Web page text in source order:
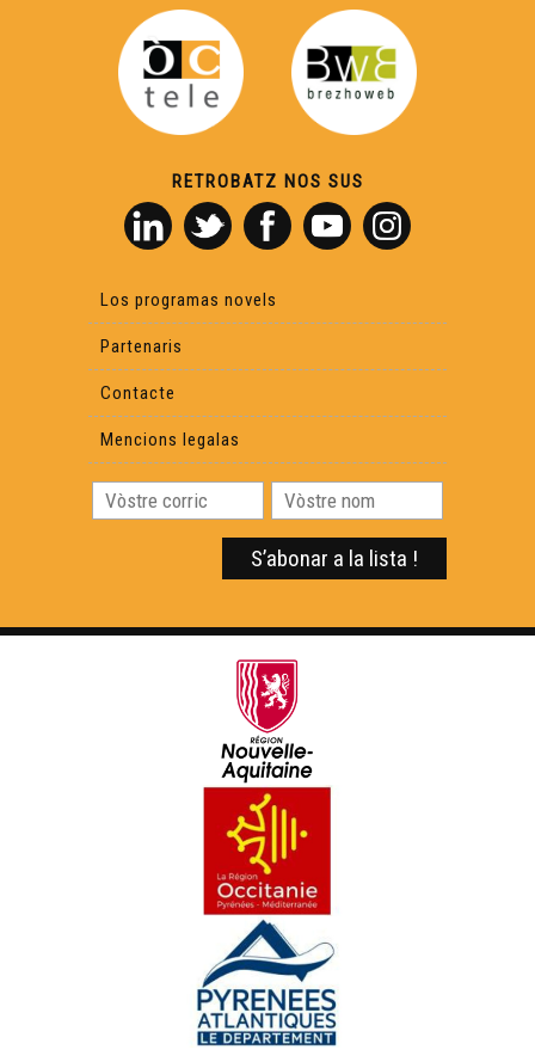
RETROBATZ NOS SUS
Los programas novels
Partenaris
Contacte
Mencions legalas